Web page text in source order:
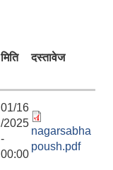
मिति दस्तावेज
01/16
/2025
-
00:00
nagarsabha
poush.pdf